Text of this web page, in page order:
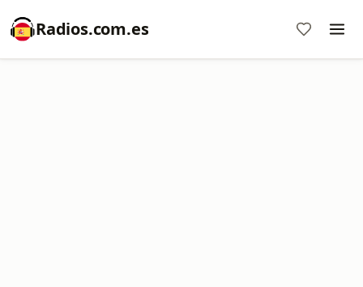
Radios.com.es